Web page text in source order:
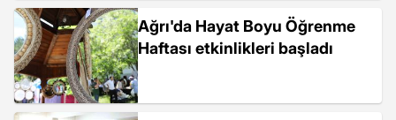
Ağrı'da Hayat Boyu Öğrenme
Haftası etkinlikleri başladı